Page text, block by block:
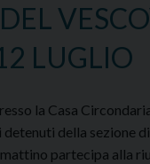
LUGLIO
la Casa
della sezione
partecipa alla